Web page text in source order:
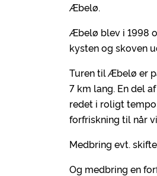
Æbelø.
Æbelø blev i 1998
kysten og skoven
Turen til Æbelø er
7 km lang. En del
redet i roligt
forfriskning til når
Medbring evt.
Og medbring en